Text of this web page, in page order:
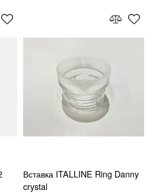
Вставка ITALLINE Ring Danny
crystal